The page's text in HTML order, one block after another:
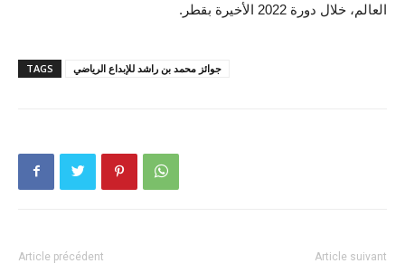
العالم، خلال دورة 2022 الأخيرة بقطر.
TAGS جوائز محمد بن راشد للإبداع الرياضي
Article précédent Article suivant